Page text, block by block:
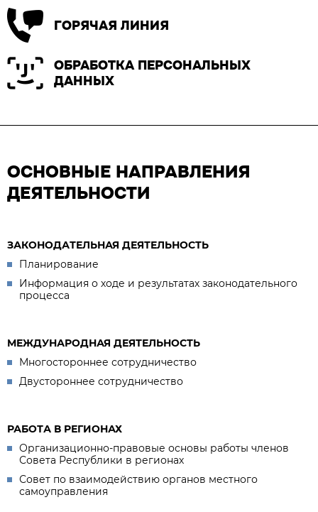
ГОРЯЧАЯ ЛИНИЯ
ОБРАБОТКА ПЕРСОНАЛЬНЫХ
ДАННЫХ
ОСНОВНЫЕ НАПРАВЛЕНИЯ
ДЕЯТЕЛЬНОСТИ
ЗАКОНОДАТЕЛЬНАЯ ДЕЯТЕЛЬНОСТЬ
Планирование
Информация о ходе и результатах законодательного
процесса
МЕЖДУНАРОДНАЯ ДЕЯТЕЛЬНОСТЬ
Многостороннее сотрудничество
Двустороннее сотрудничество
РАБОТА В РЕГИОНАХ
Организационно-правовые основы работы членов
Совета Республики в регионах
Совет по взаимодействию органов местного
самоуправления